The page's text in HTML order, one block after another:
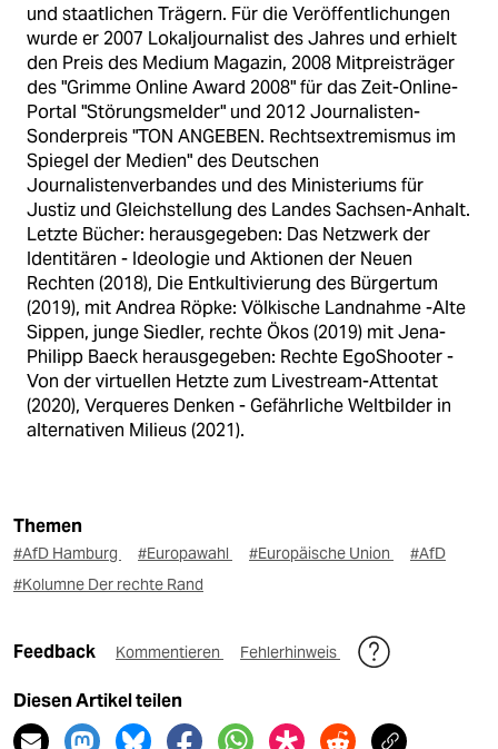
und staatlichen Trägern. Für die Veröffentlichungen
wurde er 2007 Lokaljournalist des Jahres und erhielt
den Preis des Medium Magazin, 2008 Mitpreisträger
des "Grimme Online Award 2008" für das Zeit-Online-
Portal "Störungsmelder" und 2012 Journalisten-
Sonderpreis "TON ANGEBEN. Rechtsextremismus im
Spiegel der Medien" des Deutschen
Journalistenverbandes und des Ministeriums für
Justiz und Gleichstellung des Landes Sachsen-Anhalt.
Letzte Bücher: herausgegeben: Das Netzwerk der
Identitären - Ideologie und Aktionen der Neuen
Rechten (2018), Die Entkultivierung des Bürgertum
(2019), mit Andrea Röpke: Völkische Landnahme -Alte
Sippen, junge Siedler, rechte Ökos (2019) mit Jena-
Philipp Baeck herausgegeben: Rechte EgoShooter -
Von der virtuellen Hetzte zum Livestream-Attentat
(2020), Verqueres Denken - Gefährliche Weltbilder in
alternativen Milieus (2021).
Themen
#AfD Hamburg #Europawahl #Europäische Union
#AfD
#Kolumne Der rechte Rand
Feedback Kommentieren Fehlerhinweis
Diesen Artikel teilen